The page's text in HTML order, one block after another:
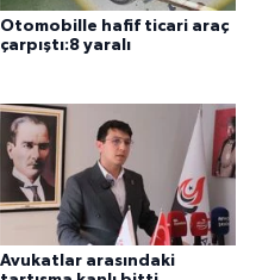
Otomobille hafif ticari araç
çarpıştı:8 yaralı
Avukatlar arasındaki